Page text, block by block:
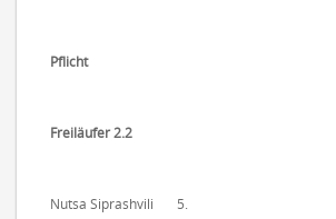
Pflicht
Freiläufer 2.2
Nutsa Siprashvili 5.